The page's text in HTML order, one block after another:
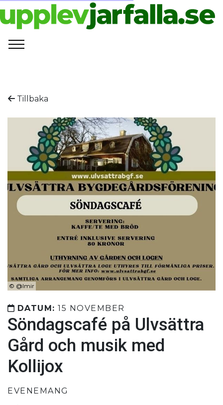
Tillbaka
© @lmir
DATUM: 15 NOVEMBER
Söndagscafé på Ulvsättra
Gård och musik med
Kollijox
EVENEMANG